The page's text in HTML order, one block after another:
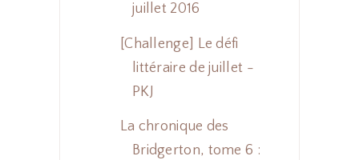
juillet 2016
[Challenge] Le défi
littéraire de juillet -
PKJ
La chronique des
Bridgerton, tome 6 :